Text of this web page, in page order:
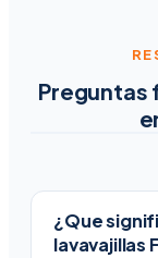
Preguntas
¿Que
lavavajillas